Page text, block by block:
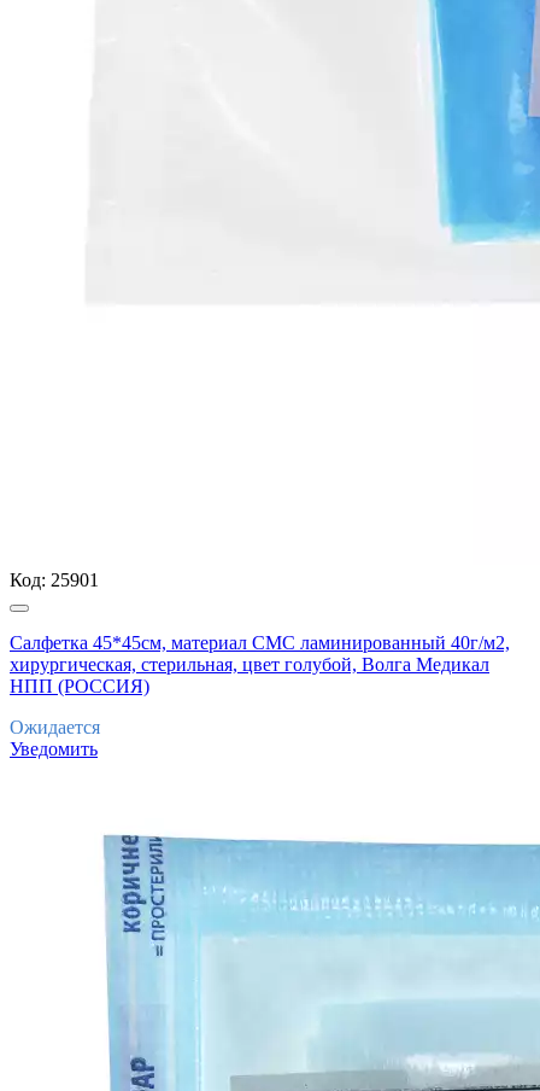
Код: 25901
Салфетка 45*45см, материал СМС ламинированный 40г/м2,
хирургическая, стерильная, цвет голубой, Волга Медикал
НПП (РОССИЯ)
Ожидается
Уведомить